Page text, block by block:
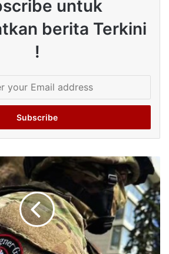
untuk
berita Terkini
!